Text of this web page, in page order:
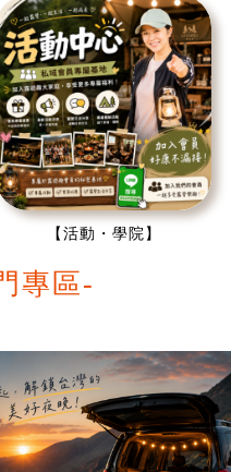
【活動・學院】
專區-